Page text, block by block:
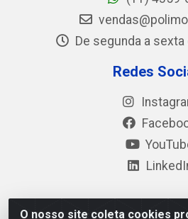
O nosso site coleta cookies
De segunda a
Redes